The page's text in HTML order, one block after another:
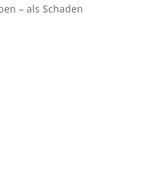
– als Schaden